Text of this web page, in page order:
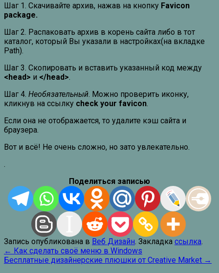
Шаг 1. Скачивайте архив, нажав на кнопку Favicon
package.
Шаг 2. Распаковать архив в корень сайта либо в тот
каталог, который Вы указали в настройках(на вкладке
Path).
Шаг 3. Скопировать и вставить указанный код между
<head> и </head>
Шаг 4. Необязательный . Можно проверить иконку,
кликнув на ссылку check your favicon
Если она не отображается, то удалите кэш сайта и
браузера.
Вот и всё! Не очень сложно, но зато увлекательно.
Поделиться записью
Запись опубликована в Веб Дизайн . Закладка ссылка
Навигация
по
← Как сделать своё меню в Windows
Бесплатные дизайнерские плюшки от Creative Market →